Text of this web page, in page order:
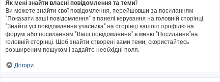
Як мені знайти власні повідомлення та теми?
Ви можете знайти свої повідомлення, перейшовши за посиланням
"Показати ваші повідомлення" в панелі керування на головній сторінці,
"Знайти усі повідомлення учасника" на сторінці вашого профілю на
форумі або посиланням "Ваші повідомлення" в меню "Посилання"на
головній сторінці. Щоб знайти створені вами теми, скористайтесь
розширеним пошуком і задайте необхідні поля.
Догори